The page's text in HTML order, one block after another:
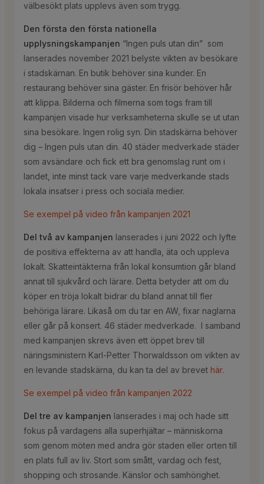
välbesökt plats upplevs även som trygg.
Den första den första nationella
upplysningskampanjen “Ingen puls utan din” som
lanserades november 2021 belyste vikten av besökare
i stadskärnan. En butik behöver sina kunder. En
restaurang behöver sina gäster. En frisör behöver hår
att klippa. Bilderna och filmerna som togs fram till
kampanjen visade hur verksamheterna skulle se ut utan
sina besökare. Ingen rolig syn. Din stadskärna behöver
dig – Ingen puls utan din. 40 städer medverkade städer
som avsändare och fick ett bra genomslag runt om i
landet, inte minst tack vare varje medverkande stads
lokala insatser i press och sociala medier.
Se exempel på video från kampanjen 2021
Del två av kampanjen lanserades i juni 2022 och lyfte
de positiva effekterna av att handla, äta och uppleva
lokalt. Skatteintäkterna från lokal konsumtion går bland
annat till sjukvård och lärare. Detta betyder att om du
köper en tröja lokalt bidrar du bland annat till fler
behöriga lärare. Likaså om du tar en AW, fixar naglarna
eller går på konsert. 46 städer medverkade. I samband
med kampanjen skrevs även ett öppet brev till
näringsministern Karl-Petter Thorwaldsson om vikten av
en levande stadskärna, du kan ta del av brevet här.
Se exempel på video från kampanjen 2022
Del tre av kampanjen lanserades i maj och hade sitt
fokus på vardagens alla superhjältar – människorna
som genom möten med andra gör staden eller orten till
en plats full av liv. Stort som smått, vardag och fest,
shopping och strosande. Känslor och samhörighet.